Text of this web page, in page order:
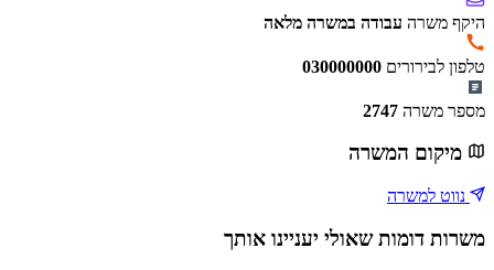
היקף משרה עבודה במשרה מלאה
טלפון לבירורים 030000000
מספר משרה 2747
מיקום המשרה
נווט למשרה
משרות דומות שאולי יעניינו אותך